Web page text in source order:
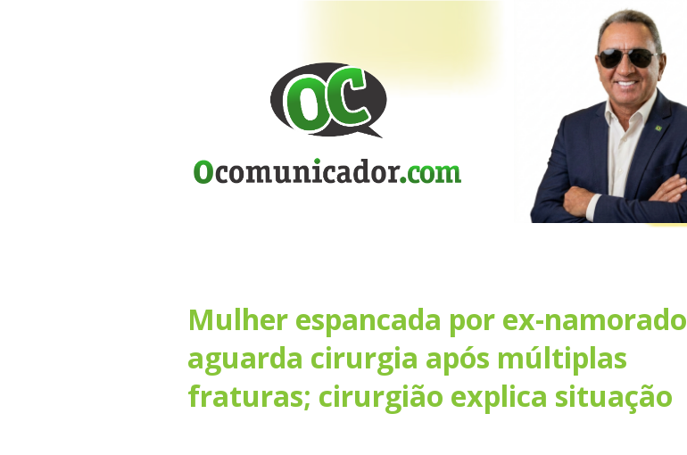
Mulher espancada por ex-namorado
aguarda cirurgia após múltiplas
fraturas; cirurgião explica situação